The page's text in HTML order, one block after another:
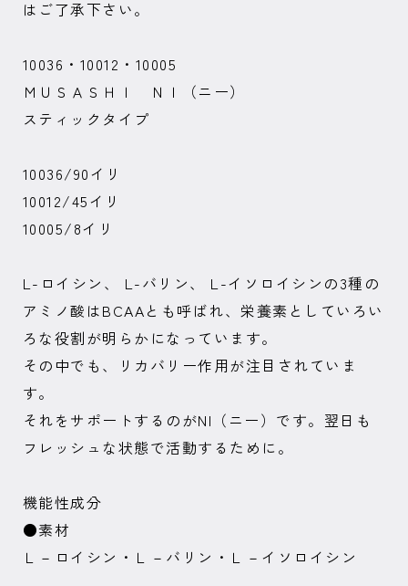
はご了承下さい。
10036・10012・10005
ＭＵＳＡＳＨＩ ＮＩ（ニー）
スティックタイプ
10036/90イリ
10012/45イリ
10005/8イリ
L-ロイシン、 L-バリン、 L-イソロイシンの3種の
アミノ酸はBCAAとも呼ばれ、栄養素としていろい
ろな役割が明らかになっています。
その中でも、リカバリー作用が注目されていま
す。
それをサポートするのがNI（ニー）です。翌日も
フレッシュな状態で活動するために。
機能性成分
●素材
Ｌ－ロイシン・Ｌ－バリン・Ｌ－イソロイシン